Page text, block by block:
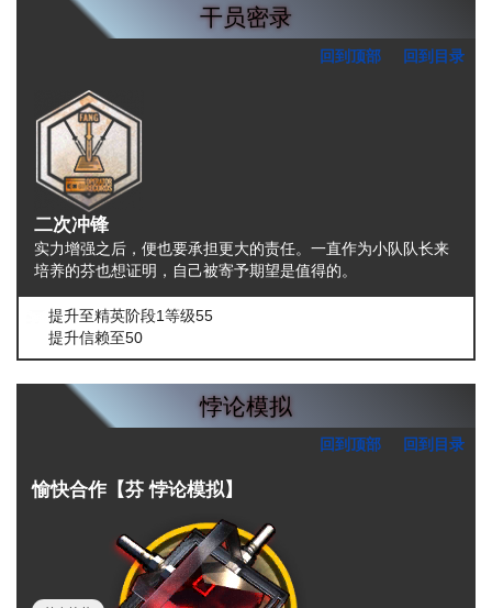
干员密录
回到顶部 回到目录
二次冲锋
实力增强之后，便也要承担更大的责任。一直作为小队队长来
培养的芬也想证明，自己被寄予期望是值得的。
提升至精英阶段1等级55
提升信赖至50
悖论模拟
回到顶部 回到目录
愉快合作【芬 悖论模拟】